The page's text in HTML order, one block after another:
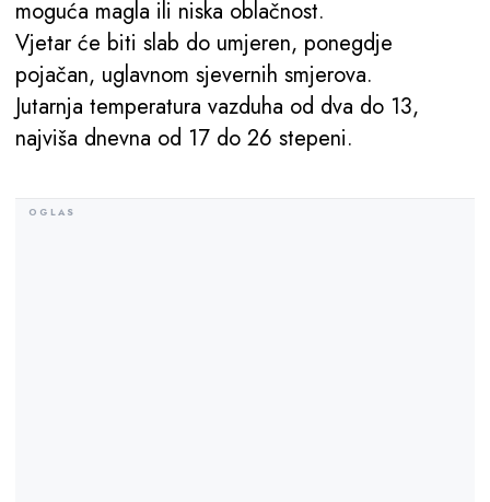
moguća magla ili niska oblačnost.
Vjetar će biti slab do umjeren, ponegdje
pojačan, uglavnom sjevernih smjerova.
Jutarnja temperatura vazduha od dva do 13,
najviša dnevna od 17 do 26 stepeni.